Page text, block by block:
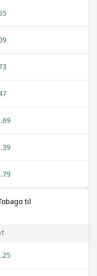
til